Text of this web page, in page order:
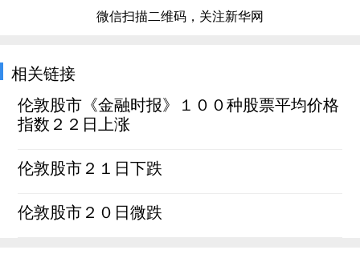
微信扫描二维码，关注新华网
相关链接
伦敦股市《金融时报》１００种股票平均价格
指数２２日上涨
伦敦股市２１日下跌
伦敦股市２０日微跌